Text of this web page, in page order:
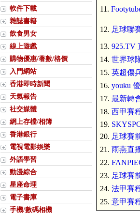
軟件下載
雜誌書籍
飲食男女
線上遊戲
購物優惠/著數/格價
入門網站
香港即時新聞
天氣報告
社交媒體
網上存檔/相簿
香港銀行
電視電影娛樂
外語學習
動漫綜合
星座命理
電子書庫
手機/數碼相機
11.
12. 足球聯
13. 925.TV
14. 世界球
15. 英超傷
16. youku
17. 最新轉
18. 西甲賽
19.
20. 足球賽
21. 雨燕直
22.
23. 足球賽
24. 法甲賽
25. 意甲賽